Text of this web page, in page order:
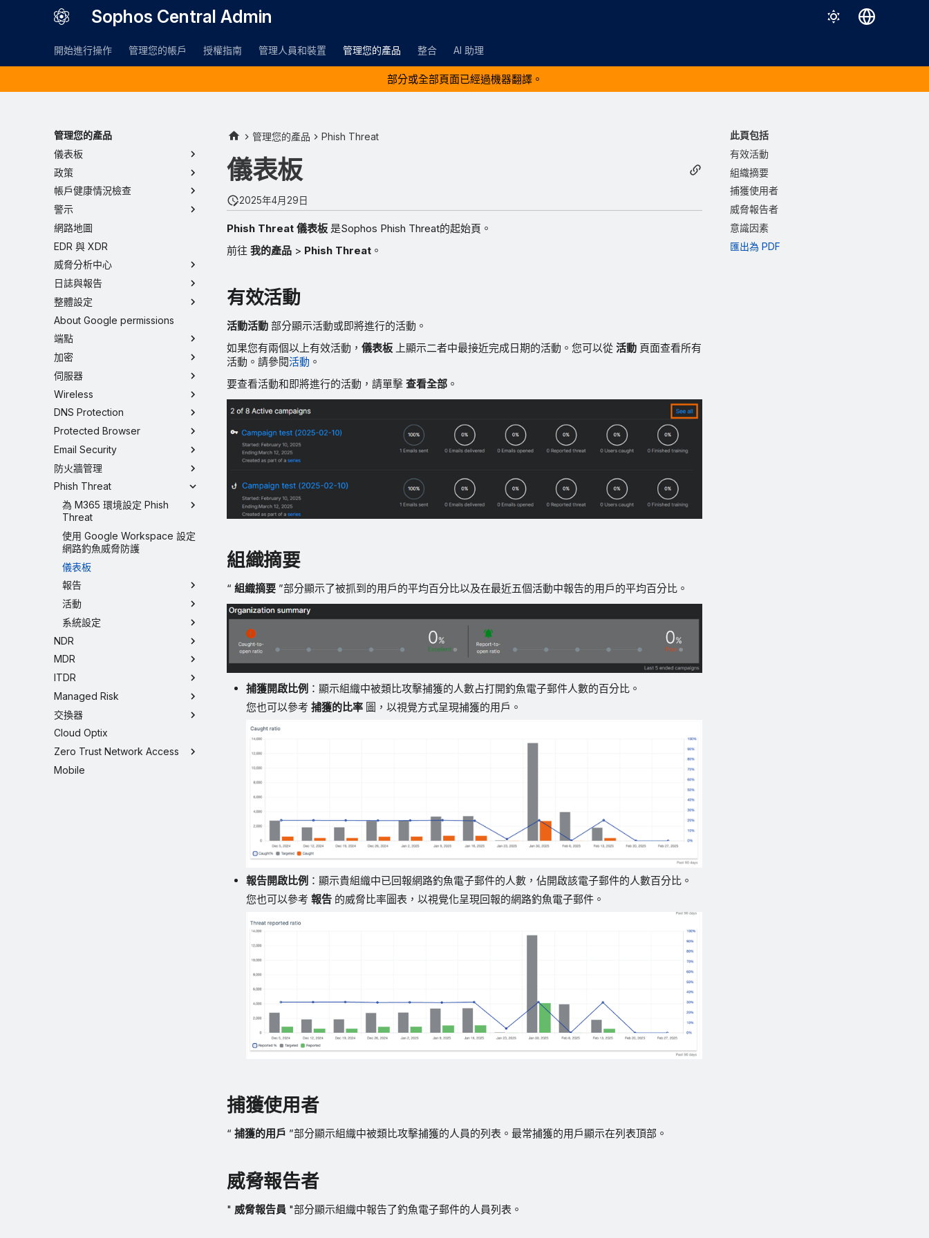
Sophos Central Admin
開始進行操作 管理您的帳戶 授權指南 管理人員和裝置 管理您的產品 整合 AI 助理
部分或全部頁面已經過機器翻譯。
管理您的產品
儀表板
政策
帳戶健康情況檢查
警示
網路地圖
EDR 與 XDR
威脅分析中心
日誌與報告
整體設定
About Google permissions
端點
加密
伺服器
Wireless
DNS Protection
Protected Browser
Email Security
防火牆管理
Phish Threat
為 M365 環境設定 Phish
Threat
使用 Google Workspace 設定
網路釣魚威脅防護
儀表板
報告
活動
系統設定
NDR
MDR
ITDR
Managed Risk
交換器
Cloud Optix
Zero Trust Network Access
Mobile
此頁包括
有效活動
組織摘要
捕獲使用者
威脅報告者
意識因素
匯出為 PDF
管理您的產品 Phish Threat
儀表板
2025年4月29日
Phish Threat 儀表板 是Sophos Phish Threat的起始頁。
前往 我的產品 > Phish Threat 。
有效活動
活動活動 部分顯示活動或即將進行的活動。
如果您有兩個以上有效活動， 儀表板 上顯示二者中最接近完成日期的活動。您可以從 活動 頁面查看所有
活動。請參閱活動 。
要查看活動和即將進行的活動，請單擊 查看全部 。
組織摘要
“ 組織摘要 ”部分顯示了被抓到的用戶的平均百分比以及在最近五個活動中報告的用戶的平均百分比。
捕獲開啟比例 ：顯示組織中被類比攻擊捕獲的人數占打開釣魚電子郵件人數的百分比。
您也可以參考捕獲的比率 圖，以視覺方式呈現捕獲的用戶。
報告開啟比例 ：顯示貴組織中已回報網路釣魚電子郵件的人數，佔開啟該電子郵件的人數百分比。
您也可以參考報告 的威脅比率圖表，以視覺化呈現回報的網路釣魚電子郵件。
捕獲使用者
“ 捕獲的用戶 ”部分顯示組織中被類比攻擊捕獲的人員的列表。最常捕獲的用戶顯示在列表頂部。
威脅報告者
" 威脅報告員 "部分顯示組織中報告了釣魚電子郵件的人員列表。